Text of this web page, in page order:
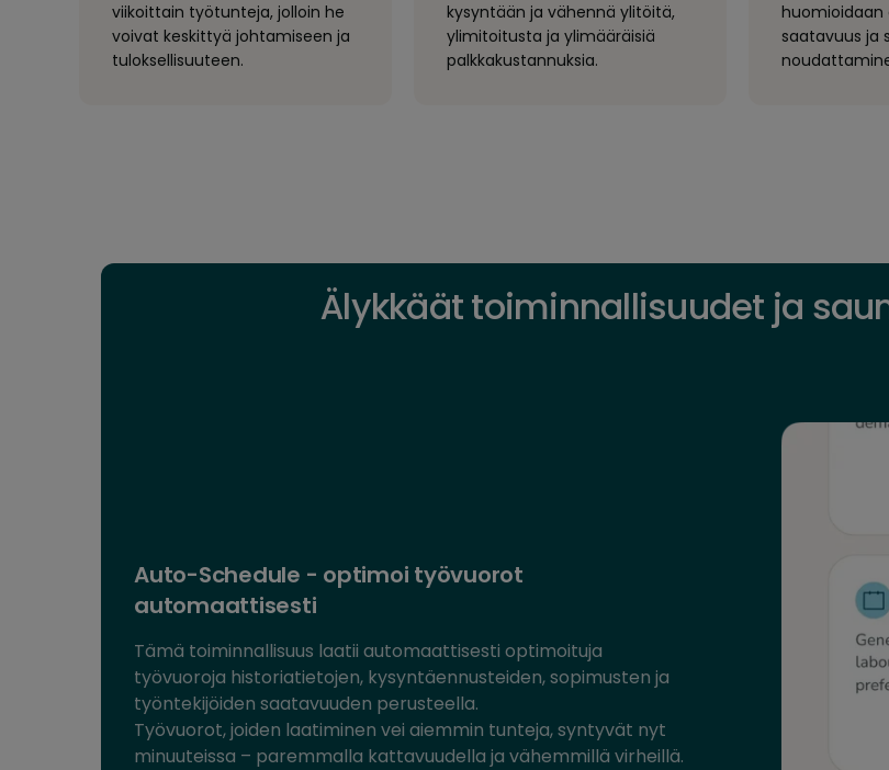
viikoittain työtunteja, jolloin he
voivat keskittyä johtamiseen ja
tuloksellisuuteen.
kysyntään ja vähennä ylitöitä,
ylimitoitusta ja ylimääräisiä
palkkakustannuksia.
huomioidaan
saatavuus ja
Älykkäät toiminnallisuudet ja
Auto-Schedule - optimoi työvuorot
automaattisesti
Tämä toiminnallisuus laatii automaattisesti optimoituja
työvuoroja historiatietojen, kysyntäennusteiden, sopimusten ja
työntekijöiden saatavuuden perusteella.
Työvuorot, joiden laatiminen vei aiemmin tunteja, syntyvät nyt
minuuteissa – paremmalla kattavuudella ja vähemmillä virheillä.